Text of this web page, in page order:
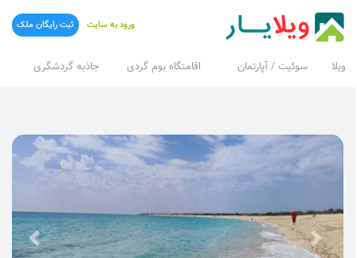
ویلا سوئیت / آپارتمان اقامتگاه بوم گردی جاذبه گردشگری
ورود به سایت ثبت رایگان ملک